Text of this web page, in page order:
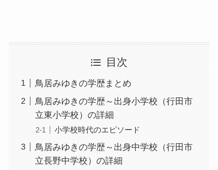
目次
鳥居みゆきの学歴まとめ
鳥居みゆきの学歴～出身小学校（行田市
立東小学校）の詳細
小学校時代のエピソード
鳥居みゆきの学歴～出身中学校（行田市
立長野中学校）の詳細